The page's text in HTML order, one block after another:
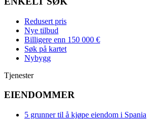
Redusert pris
Nye tilbud
Billigere enn 150 000 €
Søk på kartet
Nybygg
Tjenester
EIENDOMMER
5 grunner til å kjøpe eiendom i Spania